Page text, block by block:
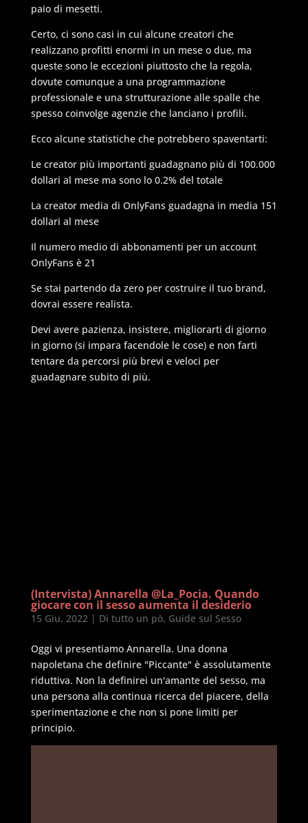
paio di mesetti.
Certo, ci sono casi in cui alcune creatori che
realizzano profitti enormi in un mese o due, ma
queste sono le eccezioni piuttosto che la regola,
dovute comunque a una programmazione
professionale e una strutturazione alle spalle che
spesso coinvolge agenzie che lanciano i profili.
Ecco alcune statistiche che potrebbero spaventarti:
Le creator più importanti guadagnano più di 100.000
dollari al mese ma sono lo 0.2% del totale
La creator media di OnlyFans guadagna in media 151
dollari al mese
Il numero medio di abbonamenti per un account
OnlyFans è 21
Se stai partendo da zero per costruire il tuo brand,
dovrai essere realista.
Devi avere pazienza, insistere, migliorarti di giorno
in giorno (si impara facendole le cose) e non farti
tentare da percorsi più brevi e veloci per
guadagnare subito di più.
(Intervista) Annarella @La_Pocia. Quando
giocare con il sesso aumenta il desiderio
15 Giu, 2022 | Di tutto un pò, Guide sul Sesso
Oggi vi presentiamo Annarella. Una donna
napoletana che definire "Piccante" è assolutamente
riduttiva. Non la definirei un'amante del sesso, ma
una persona alla continua ricerca del piacere, della
sperimentazione e che non si pone limiti per
principio.